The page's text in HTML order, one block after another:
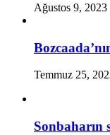
Ağustos 9, 2023
Temmuz 25,
Sonbaharın